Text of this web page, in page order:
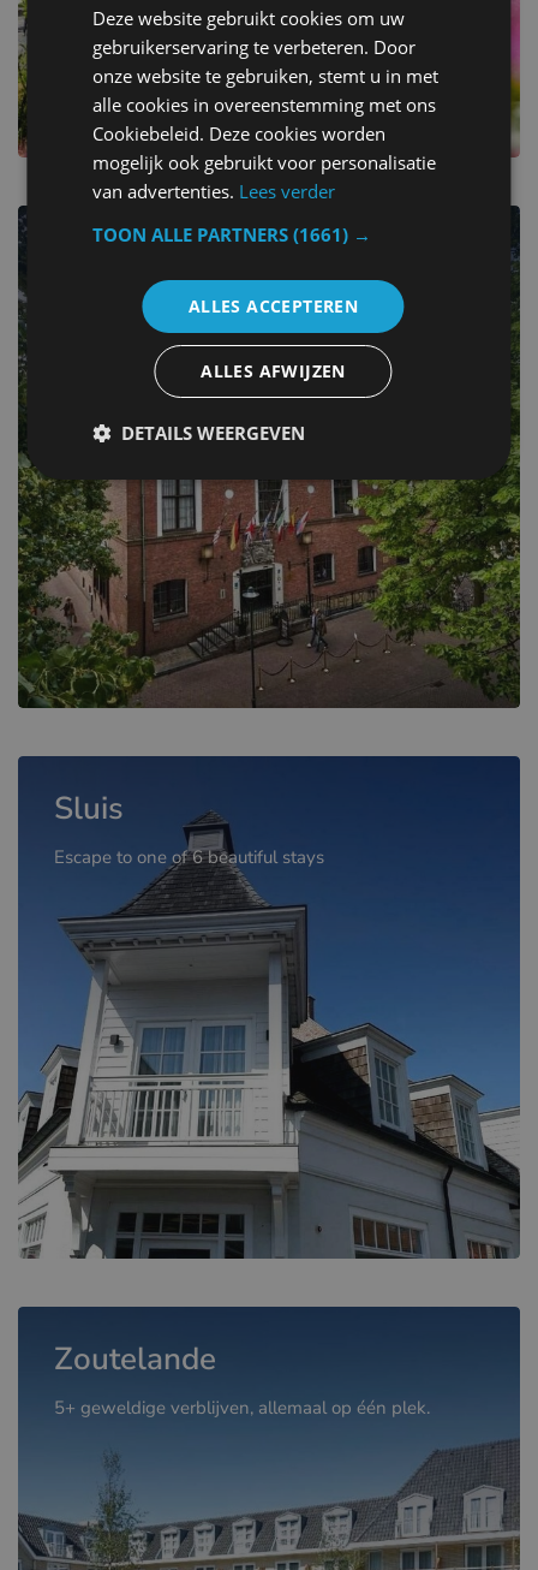
Verken meer dan 8 hotels.
Sluis
Escape to one of 6 beautiful stays
Zoutelande
5+ geweldige verblijven, allemaal op één plek.
Deze website gebruikt cookies om uw
gebruikerservaring te verbeteren. Door
onze website te gebruiken, stemt u in met
alle cookies in overeenstemming met ons
Cookiebeleid. Deze cookies worden
mogelijk ook gebruikt voor personalisatie
van advertenties. Lees verder
TOON ALLE PARTNERS(1661) →
ALLES ACCEPTEREN
ALLES AFWIJZEN
DETAILS WEERGEVEN